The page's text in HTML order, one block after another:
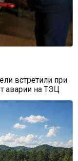
встретили при
аварии на ТЭЦ